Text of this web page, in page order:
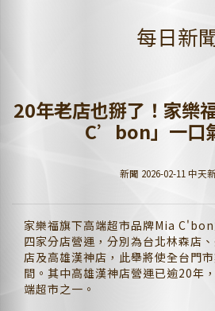
每日新
20年老店也掰了！家樂
C’bon」一口
新聞 2026-02-11 中天
家樂福旗下高端超市品牌Mia
四家分店營運，分別為台北林森店
店及高雄漢神店，此舉將使全台門
間。其中高雄漢神店營運已逾20年
端超市之一。